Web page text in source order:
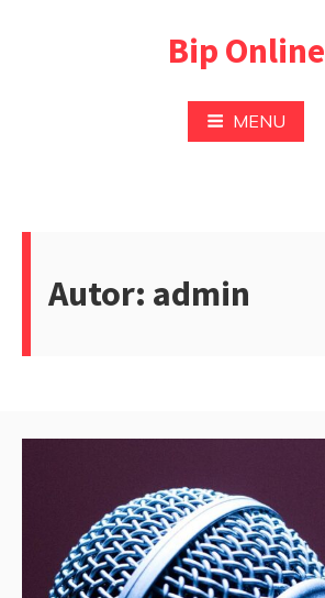
Bip Online
MENU
Autor: admin